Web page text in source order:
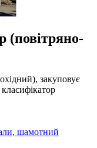
(повітряно-
закуповує
шамотний